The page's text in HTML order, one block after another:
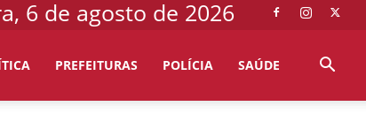
6 de agosto de 2026
PREFEITURAS POLÍCIA SAÚDE